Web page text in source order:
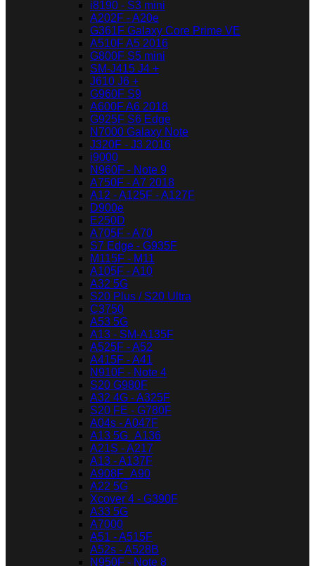
i8190 - S3 mini
A202F - A20e
G361F Galaxy Core Prime VE
A510F A5 2016
G800F S5 mini
SM-J415 J4 +
J610 J6 +
G960F S9
A600F A6 2018
G925F S6 Edge
N7000 Galaxy Note
J320F - J3 2016
i9000
N960F - Note 9
A750F - A7 2018
A12 - A125F - A127F
D900e
E250D
A705F - A70
S7 Edge - G935F
M115F - M11
A105F - A10
A32 5G
S20 Plus / S20 Ultra
C3750
A53 5G
A13 - SM-A135F
A525F - A52
A415F - A41
N910F - Note 4
S20 G980F
A32 4G - A325F
S20 FE - G780F
A04s - A047F
A13 5G_A136
A21S - A217
A13 - A137F
A908F_A90
A22 5G
Xcover 4 - G390F
A33 5G
A7000
A51 - A515F
A52s - A528B
N950F - Note 8